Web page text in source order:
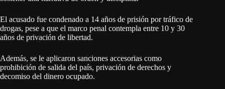
El acusado fue condenado a 14 años de prisión por tráfico de
drogas, pese a que el marco penal contempla entre 10 y 30
años de privación de libertad.
Además, se le aplicaron sanciones accesorias como
prohibición de salida del país, privación de derechos y
decomiso del dinero ocupado.